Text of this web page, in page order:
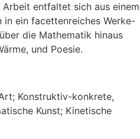
entfaltet sich aus einem
in ein facettenreiches Werke-
die Mathematik hinaus
und Poesie.
Konstruktiv-konkrete,
Kunst; Kinetische